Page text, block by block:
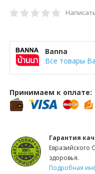
Banna
Все товары
Принимаем к оплате:
Гарантия
Евразийского
здоровья.
Подробная